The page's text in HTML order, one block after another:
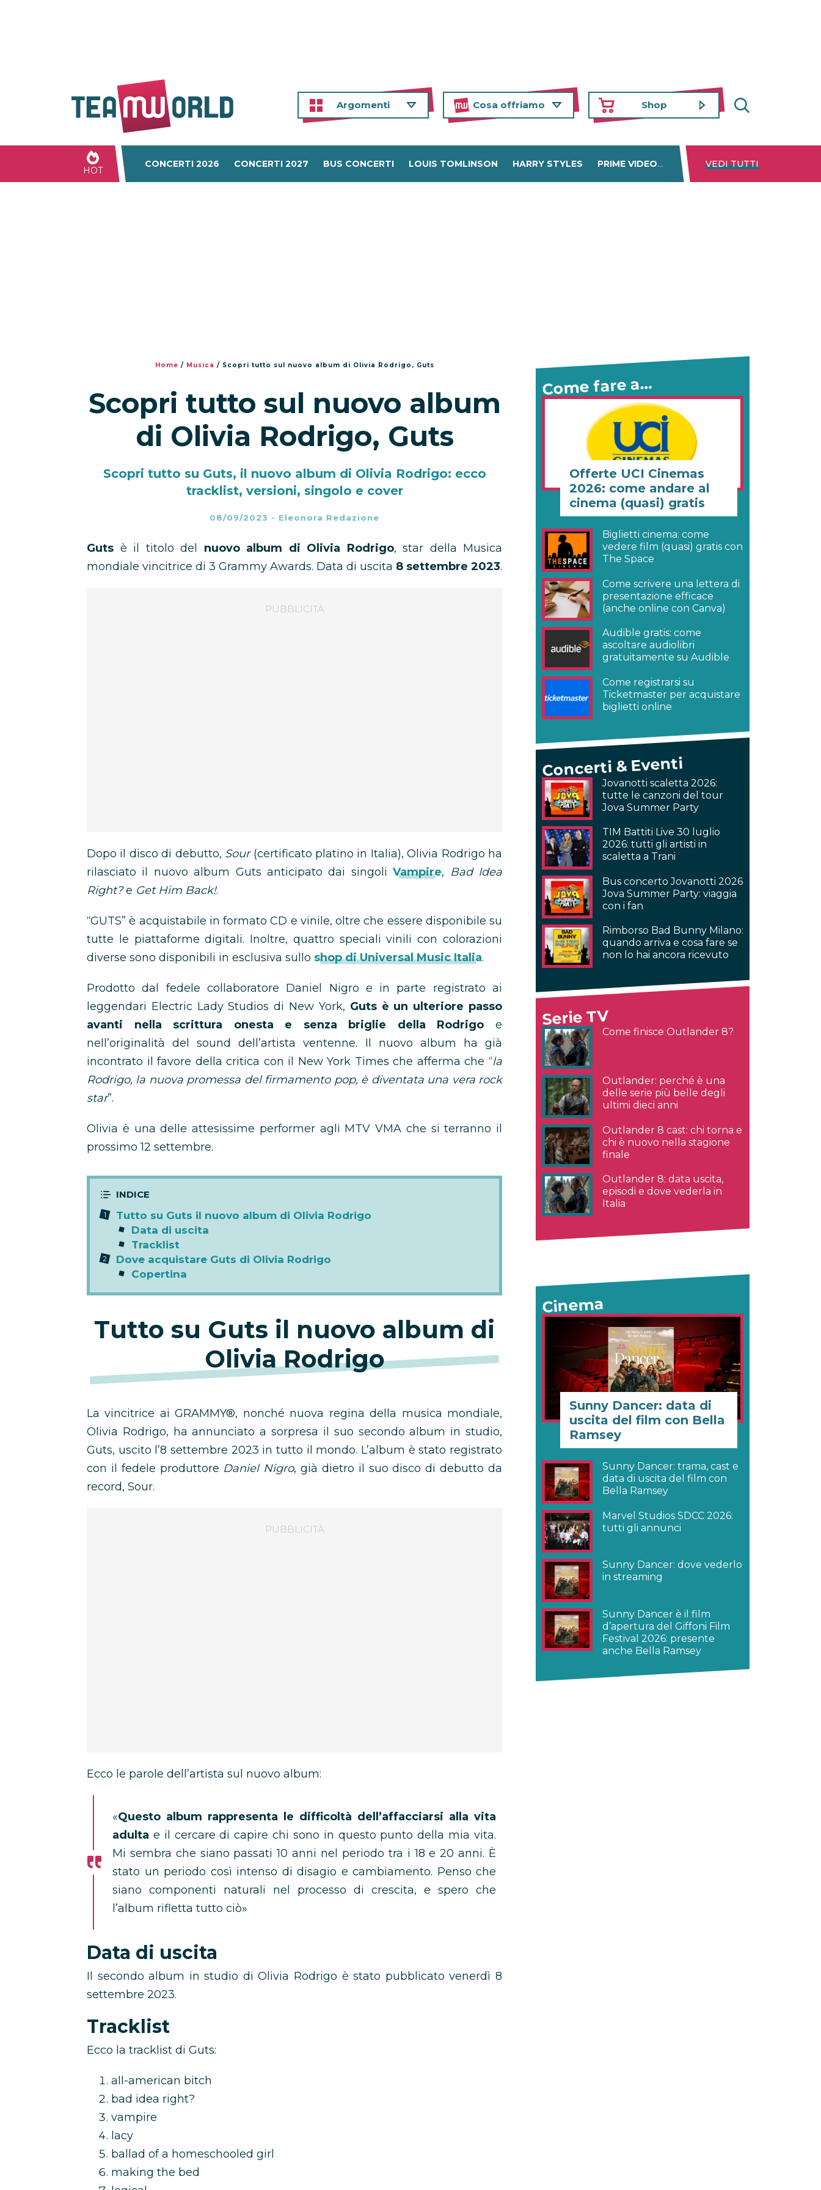
Argomenti Cosa offriamo Shop
HOT
CONCERTI 2026 CONCERTI 2027 BUS CONCERTI LOUIS TOMLINSON HARRY STYLES PRIME VIDEO DISNEY+ NETFLIX
VEDI TUTTI
Home / Musica / Scopri tutto sul nuovo album di Olivia Rodrigo, Guts
Scopri tutto sul nuovo album
di Olivia Rodrigo, Guts
Scopri tutto su Guts, il nuovo album di Olivia Rodrigo: ecco
tracklist, versioni, singolo e cover
08/09/2023 - Eleonora Redazione
Guts è il titolo del nuovo album di Olivia Rodrigo, star della Musica
mondiale vincitrice di 3 Grammy Awards. Data di uscita 8 settembre 2023.
Dopo il disco di debutto, Sour(certificato platino in Italia), Olivia Rodrigo ha
rilasciato il nuovo album Guts anticipato dai singoliVampire, Bad Idea
Right?e Get Him Back!.
“GUTS” è acquistabile in formato CD e vinile, oltre che essere disponibile su
tutte le piattaforme digitali. Inoltre, quattro speciali vinili con colorazioni
diverse sono disponibili in esclusiva sullo shop di Universal Music Italia.
Prodotto dal fedele collaboratore Daniel Nigro e in parte registrato ai
leggendari Electric Lady Studios di New York, Guts è un ulteriore passo
avanti nella scrittura onesta e senza briglie della Rodrigo e
nell’originalità del sound dell’artista ventenne. Il nuovo album ha già
incontrato il favore della critica con il New York Times che afferma che “la
Rodrigo, la nuova promessa del firmamento pop, è diventata una vera rock
star”.
Olivia è una delle attesissime performer agli MTV VMA che si terranno il
prossimo 12 settembre.
Tutto su Guts il nuovo album di Olivia Rodrigo
Data di uscita
Tracklist
Dove acquistare Guts di Olivia Rodrigo
Copertina
Tutto su Guts il nuovo album di
Olivia Rodrigo
La vincitrice ai GRAMMY®, nonché nuova regina della musica mondiale,
Olivia Rodrigo, ha annunciato a sorpresa il suo secondo album in studio,
Guts, uscito l’8 settembre 2023 in tutto il mondo. L’album è stato registrato
con il fedele produttore Daniel Nigro, già dietro il suo disco di debutto da
record, Sour.
Ecco le parole dell’artista sul nuovo album:
«Questo album rappresenta le difficoltà dell’affacciarsi alla vita
adulta e il cercare di capire chi sono in questo punto della mia vita.
Mi sembra che siano passati 10 anni nel periodo tra i 18 e 20 anni. È
stato un periodo così intenso di disagio e cambiamento. Penso che
siano componenti naturali nel processo di crescita, e spero che
l’album rifletta tutto ciò»
Data di uscita
Il secondo album in studio di Olivia Rodrigo è stato pubblicato venerdì 8
settembre 2023.
Tracklist
Ecco la tracklist di Guts:
all-american bitch
bad idea right?
vampire
lacy
ballad of a homeschooled girl
making the bed
Come fare a…
Offerte UCI Cinemas
2026: come andare al
cinema (quasi) gratis
Biglietti cinema: come
vedere film (quasi) gratis con
The Space
Come scrivere una lettera di
presentazione efficace
(anche online con Canva)
Audible gratis: come
ascoltare audiolibri
gratuitamente su Audible
Come registrarsi su
Ticketmaster per acquistare
biglietti online
Concerti & Eventi
Jovanotti scaletta 2026:
tutte le canzoni del tour
Jova Summer Party
TIM Battiti Live 30 luglio
2026: tutti gli artisti in
scaletta a Trani
Bus concerto Jovanotti 2026
Jova Summer Party: viaggia
con i fan
Rimborso Bad Bunny Milano:
quando arriva e cosa fare se
non lo hai ancora ricevuto
Serie TV
Come finisce Outlander 8?
Outlander: perché è una
delle serie più belle degli
ultimi dieci anni
Outlander 8 cast: chi torna e
chi è nuovo nella stagione
finale
Outlander 8: data uscita,
episodi e dove vederla in
Italia
Cinema
Sunny Dancer: data di
uscita del film con Bella
Ramsey
Sunny Dancer: trama, cast e
data di uscita del film con
Bella Ramsey
Marvel Studios SDCC 2026:
tutti gli annunci
Sunny Dancer: dove vederlo
in streaming
Sunny Dancer è il film
d’apertura del Giffoni Film
Festival 2026: presente
anche Bella Ramsey